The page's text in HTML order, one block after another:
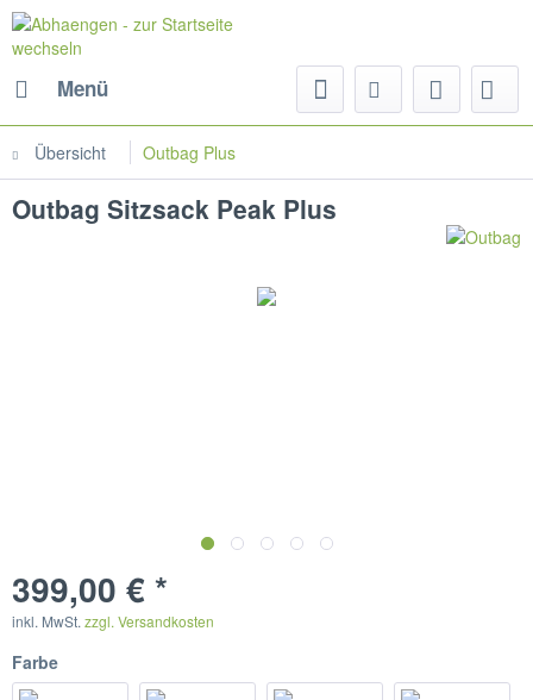
Menü
Übersicht Outbag Plus
Outbag Sitzsack Peak Plus
399,00 € *
inkl. MwSt. zzgl. Versandkosten
Farbe